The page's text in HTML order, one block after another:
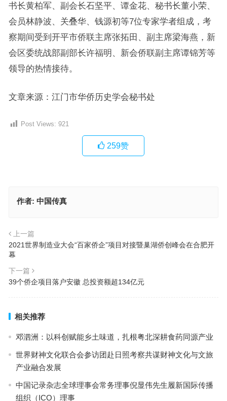
书长黄柏军、副会长石坚平、谭金花、秘书长董小荣、
会员林静波、关叠华、钱源初等7位专家学者组成，考
察期间受到开平市侨联主席张拓田、副主席梁海燕，新
会区委统战部副部长许福明、新会侨联副主席谭锦芳等
领导的热情接待。
文章来源：江门市华侨历史学会秘书处
Post Views: 921
259赞
作者: 中国传真
上一篇
2021世界制造业大会“百家侨企”项目对接暨巢湖侨创峰会在合肥开
幕
下一篇
39个侨企项目落户安徽 总投资额超134亿元
相关推荐
邓泗洲：以科创赋能乡土味道，扎根粤北深耕食药同源产业
世界财神文化联合会参访团赴日照考察共谋财神文化与文旅
产业融合发展
中国记录杂志全球理事会常务理事倪显伟先生履新国际传播
组织（ICO）理事